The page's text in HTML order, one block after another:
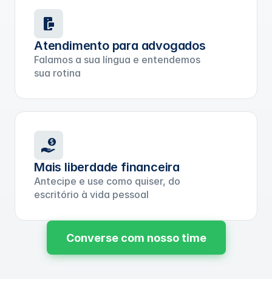
Atendimento para advogados
Falamos a sua língua e entendemos
sua rotina
Mais liberdade financeira
Antecipe e use como quiser, do
escritório à vida pessoal
Converse com nosso time